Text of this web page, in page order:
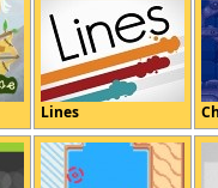
Lines